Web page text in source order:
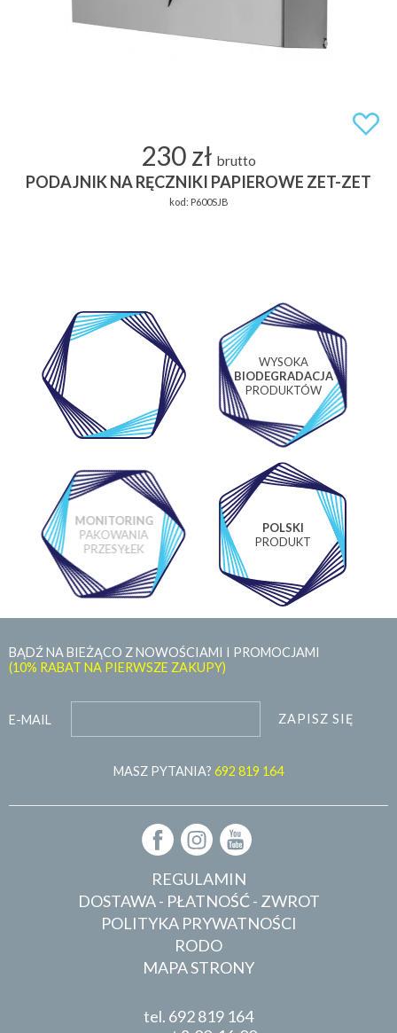
230 zł brutto
PODAJNIK NA RĘCZNIKI PAPIEROWE ZET-ZET
kod: P600SJB
WYSOKA
BIODEGRADACJA
PRODUKTÓW
MONITORING
PAKOWANIA
PRZESYŁEK
POLSKI
PRODUKT
BĄDŹ NA BIEŻĄCO Z NOWOŚCIAMI I PROMOCJAMI
(10% RABAT NA PIERWSZE ZAKUPY)
E-MAIL ZAPISZ SIĘ
MASZ PYTANIA? 692 819 164
REGULAMIN
DOSTAWA - PŁATNOŚĆ - ZWROT
POLITYKA PRYWATNOŚCI
RODO
MAPA STRONY
tel. 692 819 164